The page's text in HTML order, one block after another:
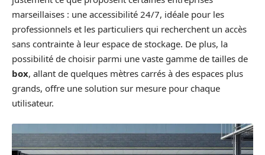
marseillaises : une accessibilité 24/7, idéale pour les
professionnels et les particuliers qui recherchent un accès
sans contrainte à leur espace de stockage. De plus, la
possibilité de choisir parmi une vaste gamme de tailles de
box, allant de quelques mètres carrés à des espaces plus
grands, offre une solution sur mesure pour chaque
utilisateur.